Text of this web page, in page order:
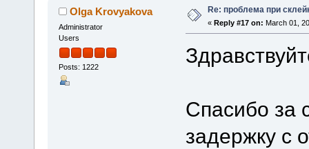
Olga Krovyakova
Administrator
Users
Posts: 1222
Re: проблема при
« Reply #17 on: March 01,
Спасибо за
задержку с